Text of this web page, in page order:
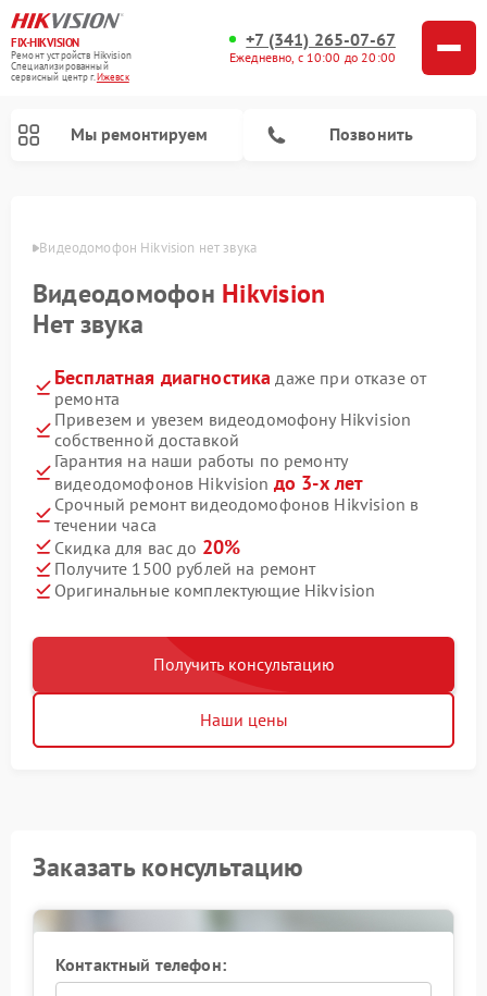
FIX-HIKVISION
Ремонт устройств Hikvision
Специализированный
cервисный центр г.Ижевск
+7 (341) 265-07-67
Ежедневно, с 10:00 до 20:00
Мы ремонтируем Позвонить
Видеодомофон Hikvision нет звука
Видеодомофон Hikvision
Нет звука
Бесплатная диагностика даже при отказе от
ремонта
Привезем и увезем видеодомофону Hikvision
собственной доставкой
Гарантия на наши работы по ремонту
видеодомофонов Hikvision до 3-х лет
Срочный ремонт видеодомофонов Hikvision в
течении часа
Скидка для вас до 20%
Получите 1500 рублей на ремонт
Оригинальные комплектующие Hikvision
Получить консультацию
Наши цены
Заказать консультацию
Контактный телефон: